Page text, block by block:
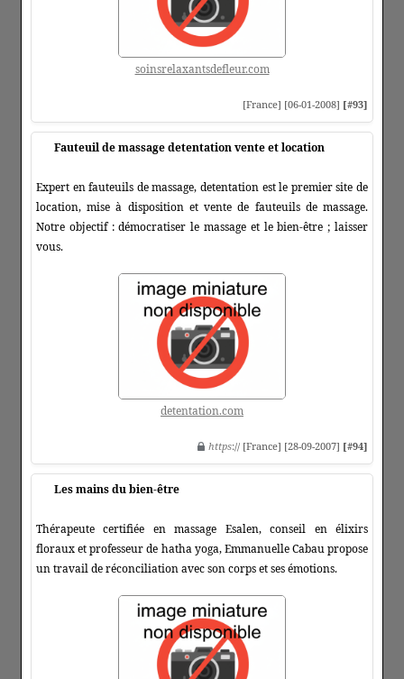
soinsrelaxantsdefleur.com
[France] [06-01-2008] [#93]
Fauteuil de massage detentation vente et location
Expert en fauteuils de massage, detentation est le premier site de
location, mise à disposition et vente de fauteuils de massage.
Notre objectif : démocratiser le massage et le bien-être ; laisser
vous.
detentation.com
https:// [France] [28-09-2007] [#94]
Les mains du bien-être
Thérapeute certifiée en massage Esalen, conseil en élixirs
floraux et professeur de hatha yoga, Emmanuelle Cabau propose
un travail de réconciliation avec son corps et ses émotions.